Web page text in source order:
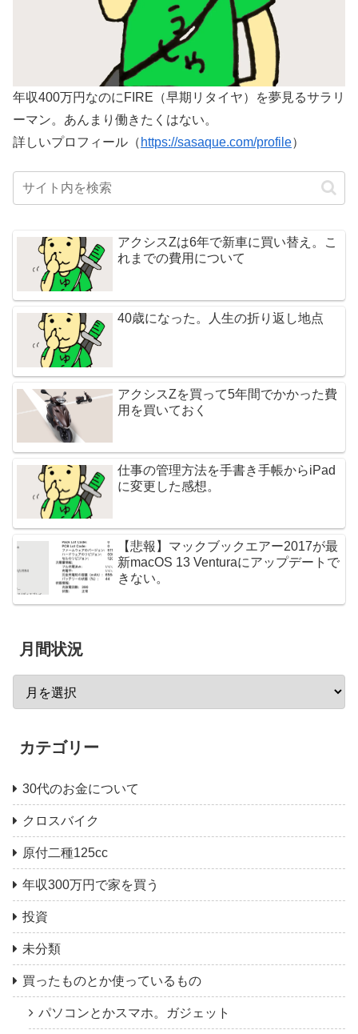
年収400万円なのにFIRE（早期リタイヤ）を夢見るサラリ
ーマン。あんまり働きたくはない。
詳しいプロフィール（ https://sasaque.com/profile）
アクシスZは6年で新車に買い替え。こ
れまでの費用について
40歳になった。人生の折り返し地点
アクシスZを買って5年間でかかった費
用を買いておく
仕事の管理方法を手書き手帳からiPad
に変更した感想。
【悲報】マックブックエアー2017が最
新macOS 13 Venturaにアップデートで
きない。
月間状況
カテゴリー
30代のお金について
クロスバイク
原付二種125cc
年収300万円で家を買う
投資
未分類
買ったものとか使っているもの
パソコンとかスマホ。ガジェット